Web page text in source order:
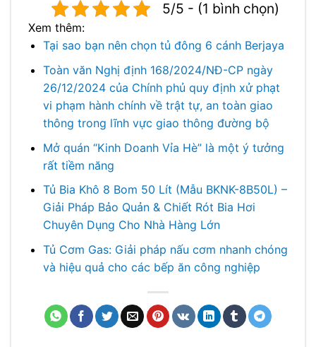
5/5 - (1 bình chọn)
Xem thêm:
Tại sao bạn nên chọn tủ đông 6 cánh Berjaya
Toàn văn Nghị định 168/2024/NĐ-CP ngày
26/12/2024 của Chính phủ quy định xử phạt
vi phạm hành chính về trật tự, an toàn giao
thông trong lĩnh vực giao thông đường bộ
Mở quán “Kinh Doanh Vỉa Hè” là một ý tưởng
rất tiềm năng
Tủ Bia Khô 8 Bom 50 Lít (Mẫu BKNK-8B50L) –
Giải Pháp Bảo Quản & Chiết Rót Bia Hơi
Chuyên Dụng Cho Nhà Hàng Lớn
Tủ Cơm Gas: Giải pháp nấu cơm nhanh chóng
và hiệu quả cho các bếp ăn công nghiệp